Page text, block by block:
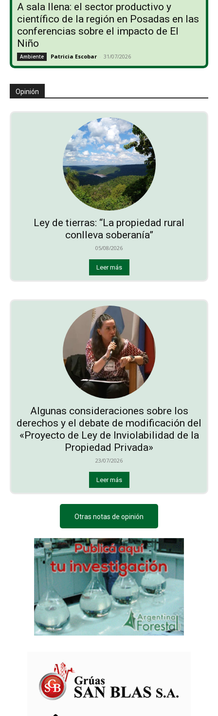
A sala llena: el sector productivo y
científico de la región en Posadas en las
conferencias sobre el impacto de El
Niño
Ambiente Patricia Escobar - 31/07/2026
Opinión
Ley de tierras: “La propiedad rural
conlleva soberanía”
05/08/2026
Leer más
Algunas consideraciones sobre los
derechos y el debate de modificación del
«Proyecto de Ley de Inviolabilidad de la
Propiedad Privada»
23/07/2026
Leer más
Otras notas de opinión